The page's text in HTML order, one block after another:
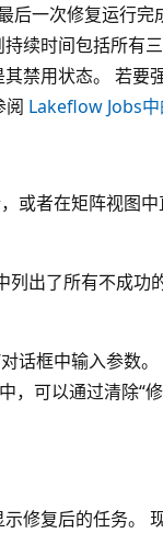
后一次修复运行完
续时间包括所有三
禁用状态。 若要
阅 Lakeflow Jobs
或者在矩阵视图
列出了所有不成功
话框中输入参数
，可以通过清除“
修复后的任务。